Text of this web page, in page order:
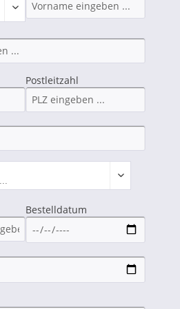
Postleitzahl
Bestelldatum